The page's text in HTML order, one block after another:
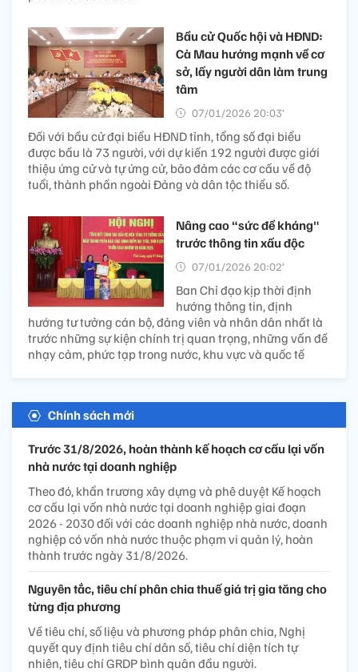
Bầu cử Quốc hội và HĐND:
Cà Mau hướng mạnh về cơ
sở, lấy người dân làm trung
tâm
07/01/2026 20:03’
Đối với bầu cử đại biểu HĐND tỉnh, tổng số đại biểu
được bầu là 73 người, với dự kiến 192 người được giới
thiệu ứng cử và tự ứng cử, bảo đảm các cơ cấu về độ
tuổi, thành phần ngoài Đảng và dân tộc thiểu số.
Nâng cao “sức đề kháng"
trước thông tin xấu độc
07/01/2026 20:02’
Ban Chỉ đạo kịp thời định
hướng thông tin, định
hướng tư tưởng cán bộ, đảng viên và nhân dân nhất là
trước những sự kiện chính trị quan trọng, những vấn đề
nhạy cảm, phức tạp trong nước, khu vực và quốc tế
Chính sách mới
Trước 31/8/2026, hoàn thành kế hoạch cơ cấu lại vốn
nhà nước tại doanh nghiệp
Theo đó, khẩn trương xây dựng và phê duyệt Kế hoạch
cơ cấu lại vốn nhà nước tại doanh nghiệp giai đoạn
2026 - 2030 đối với các doanh nghiệp nhà nước, doanh
nghiệp có vốn nhà nước thuộc phạm vi quản lý, hoàn
thành trước ngày 31/8/2026.
Nguyên tắc, tiêu chí phân chia thuế giá trị gia tăng cho
từng địa phương
Về tiêu chí, số liệu và phương pháp phân chia, Nghị
quyết quy định tiêu chí dân số, tiêu chí diện tích tự
nhiên, tiêu chí GRDP bình quân đầu người.